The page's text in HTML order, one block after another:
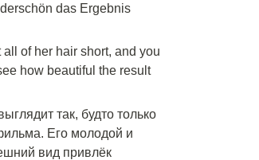
das Ergebnis
of her hair short, and you
how beautiful the result
так, будто только
Его молодой и
вид привлёк